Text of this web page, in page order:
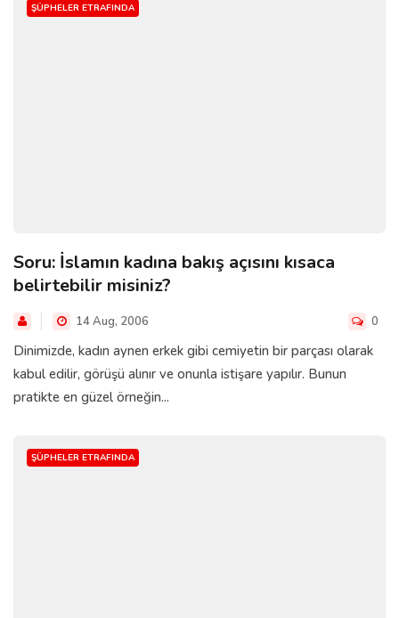
ŞÜPHELER ETRAFINDA
Soru: İslamın kadına bakış açısını kısaca
belirtebilir misiniz?
14 Aug, 2006 0
Dinimizde, kadın aynen erkek gibi cemiyetin bir parçası olarak
kabul edilir, görüşü alınır ve onunla istişare yapılır. Bunun
pratikte en güzel örneğin...
ŞÜPHELER ETRAFINDA